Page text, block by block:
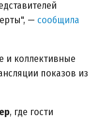
— сообщила
и коллективные
показов из
, где гости